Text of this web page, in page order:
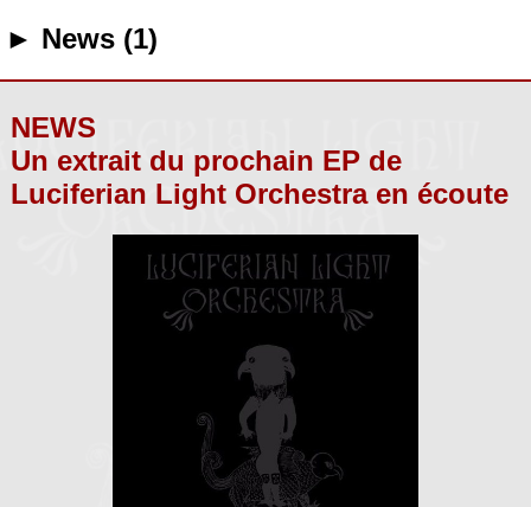
► News (1)
NEWS
Un extrait du prochain EP de
Luciferian Light Orchestra en écoute